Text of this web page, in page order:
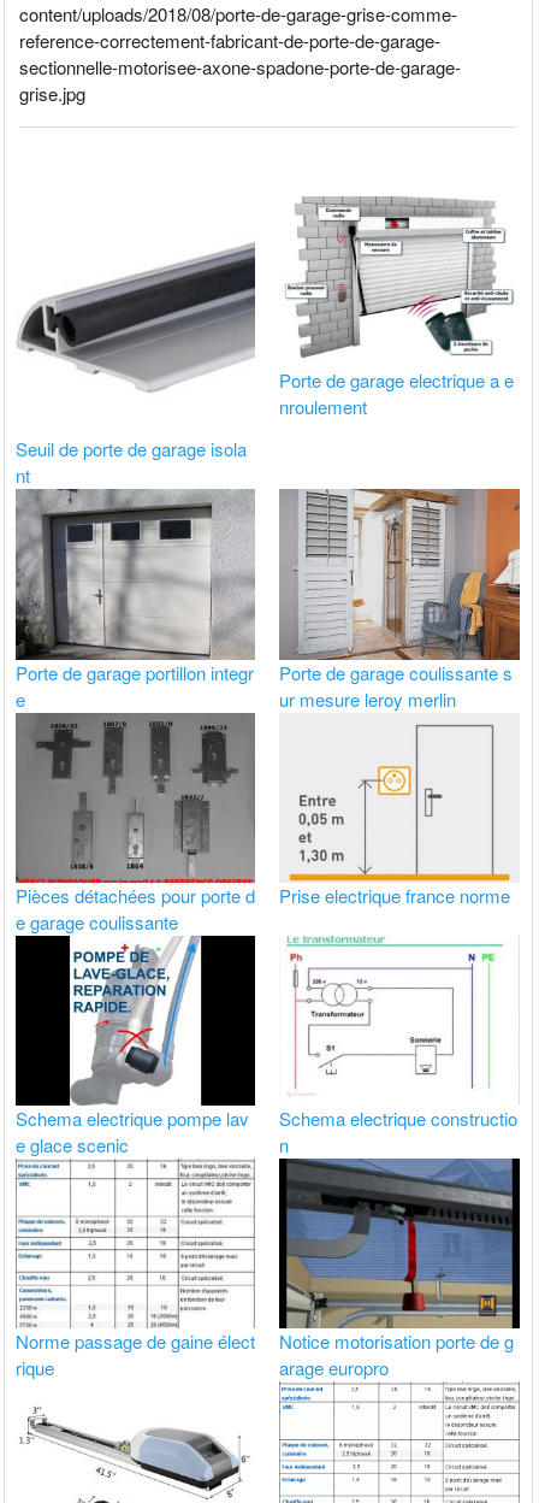
content/uploads/2018/08/porte-de-garage-grise-comme-
reference-correctement-fabricant-de-porte-de-garage-
sectionnelle-motorisee-axone-spadone-porte-de-garage-
grise.jpg
Seuil de porte de garage isola
nt
Porte de garage electrique a e
nroulement
Porte de garage portillon integr
e
Porte de garage coulissante s
ur mesure leroy merlin
Pièces détachées pour porte d
e garage coulissante
Prise electrique france norme
Schema electrique pompe lav
e glace scenic
Schema electrique constructio
n
Norme passage de gaine élect
rique
Notice motorisation porte de g
arage europro